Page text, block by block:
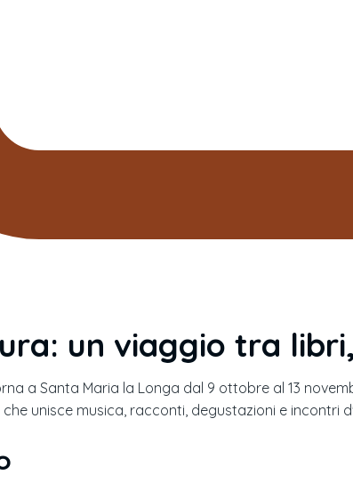
un viaggio tra
a Santa Maria la Longa dal 9 ottobre al 13
unisce musica, racconti, degustazioni e incontri